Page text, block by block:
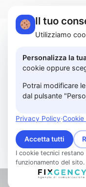
183A -
© 2026
Il tuo
Utilizziamo
Personalizza la
cookie oppure
Potrai modificare
dal pulsante
Privacy Policy·Cookie
Accetta tutti
I cookie tecnici
funzionamento del sito.